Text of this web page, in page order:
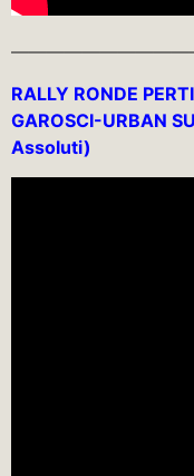
RALLY RONDE
GAROSCI-URBAN
Assoluti)